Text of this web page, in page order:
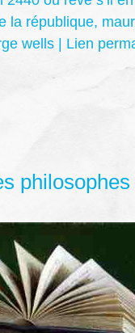
la république,
wells | Lien
philosophes